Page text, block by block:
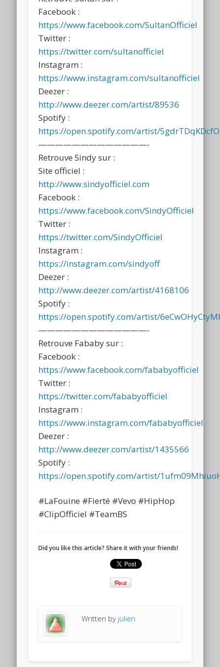
Facebook :
https://www.facebook.com/SultanOfficiel
Twitter :
https://twitter.com/sultanofficiel
Instagram :
https://www.instagram.com/sultanofficiel
Deezer :
http://www.deezer.com/artist/89536
Spotify :
https://open.spotify.com/artist/
—————————————-
Retrouve Sindy sur :
Site officiel :
http://www.sindyofficiel.com
Facebook :
https://www.facebook.com/SindyOfficiel
Twitter :
https://twitter.com/SindyOfficiel
Instagram :
https://instagram.com/sindyoff
Deezer :
http://www.deezer.com/artist/4168106
Spotify :
https://open.spotify.com/artist/
—————————————-
Retrouve Fababy sur :
Facebook :
https://www.facebook.com/fababyofficiel
Twitter :
https://twitter.com/fababyofficiel
Instagram :
https://www.instagram.com/fababyofficiel
Deezer :
http://www.deezer.com/artist/1435566
Spotify :
https://open.spotify.com/artist/
#LaFouine #Fierté #Vevo #HipHop
#ClipOfficiel #TeamBS
Did you like this article? Share it with your friends!
Written by julien